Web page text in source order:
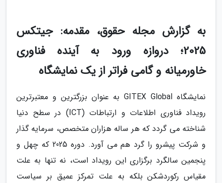
به گزارش مجله حقوق، مقدمه: جیتکس
2025؛ دروازه ورود به آینده فناوری
خاورمیانه و گامی فراتر از یک نمایشگاه
نمایشگاه GITEX Global به عنوان بزرگترین و معتبرترین
رویداد فناوری اطلاعات و ارتباطات (ICT) در سطح دنیا
شناخته می گردد که هر ساله هزاران متخصص، سرمایه گذار
و شرکت پیشرو را گرد هم می آورد. دوره 2025 که چهل و
پنجمین سالگرد برگزاری این رویداد است، نه تنها به علت
مقیاس رکوردشکن بلکه به علت تمرکز عمیق بر سیاست